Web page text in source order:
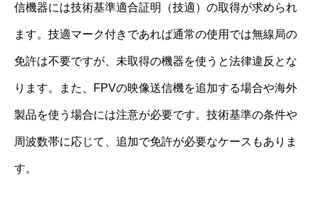
信機器には技術基準適合証明（技適）の取得が求められ
ます。技適マーク付きであれば通常の使用では無線局の
免許は不要ですが、未取得の機器を使うと法律違反とな
ります。また、FPVの映像送信機を追加する場合や海外
製品を使う場合には注意が必要です。技術基準の条件や
周波数帯に応じて、追加で免許が必要なケースもありま
す。